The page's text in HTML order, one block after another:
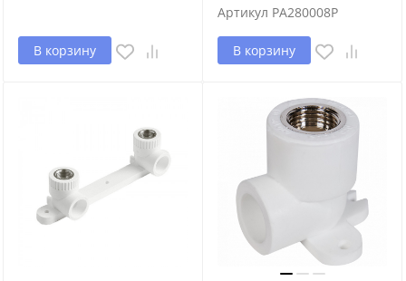
В корзину
Артикул PA280008P
В корзину